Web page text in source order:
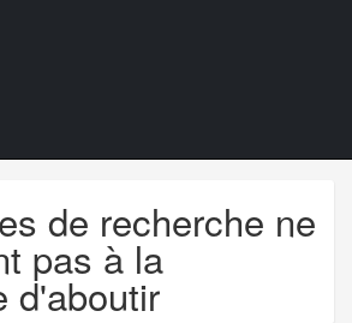
de recherche ne
pas à la
d'aboutir